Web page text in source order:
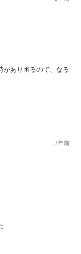
があり困るので、なる
3年前